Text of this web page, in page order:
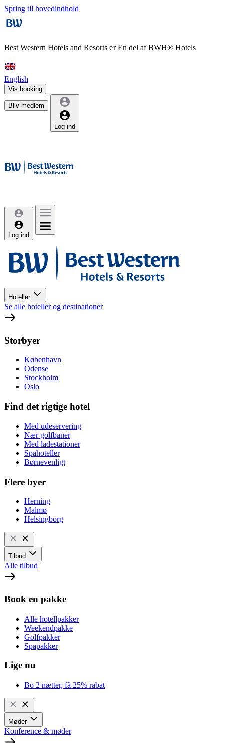
Spring til hovedindhold
Best Western Hotels and Resorts erEn del af BWH® Hotels
English
Vis booking
Bliv medlem
Log ind
Log ind
Hoteller
Se alle hoteller og destinationer
Storbyer
København
Odense
Stockholm
Oslo
Find det rigtige hotel
Med udeservering
Nær golfbaner
Med ladestationer
Spahoteller
Børnevenligt
Flere byer
Herning
Malmø
Helsingborg
Tilbud
Alle tilbud
Book en pakke
Alle hotellpakker
Weekendpakke
Golfpakker
Spapakker
Lige nu
Bo 2 nætter, få 25% rabat
Møder
Konference & møder